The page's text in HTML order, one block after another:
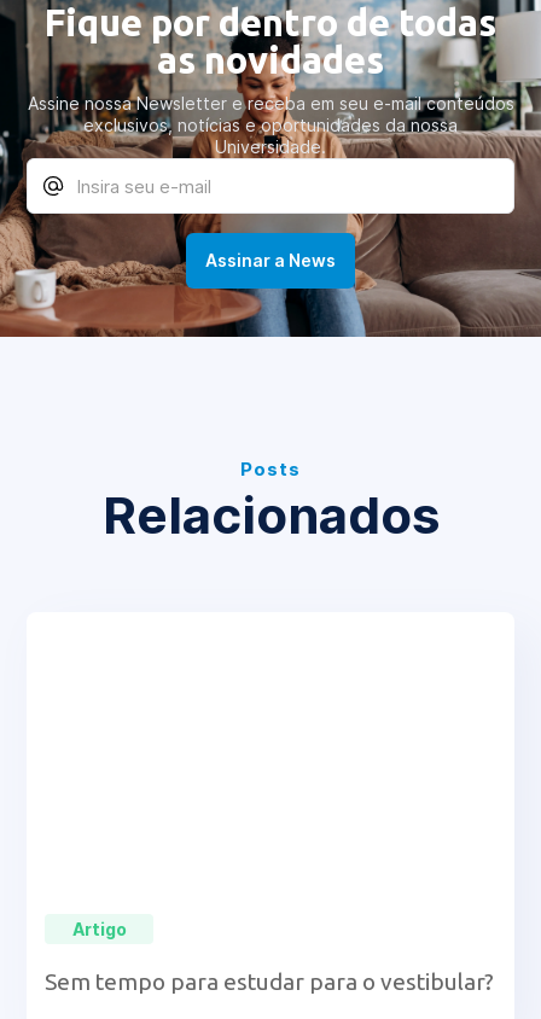
Fique por dentro de todas
as novidades
Assine nossa Newsletter e receba em seu e-mail conteúdos
exclusivos, notícias e oportunidades da nossa
Universidade.
Posts
Relacionados
Artigo
Sem tempo para estudar para o vestibular?